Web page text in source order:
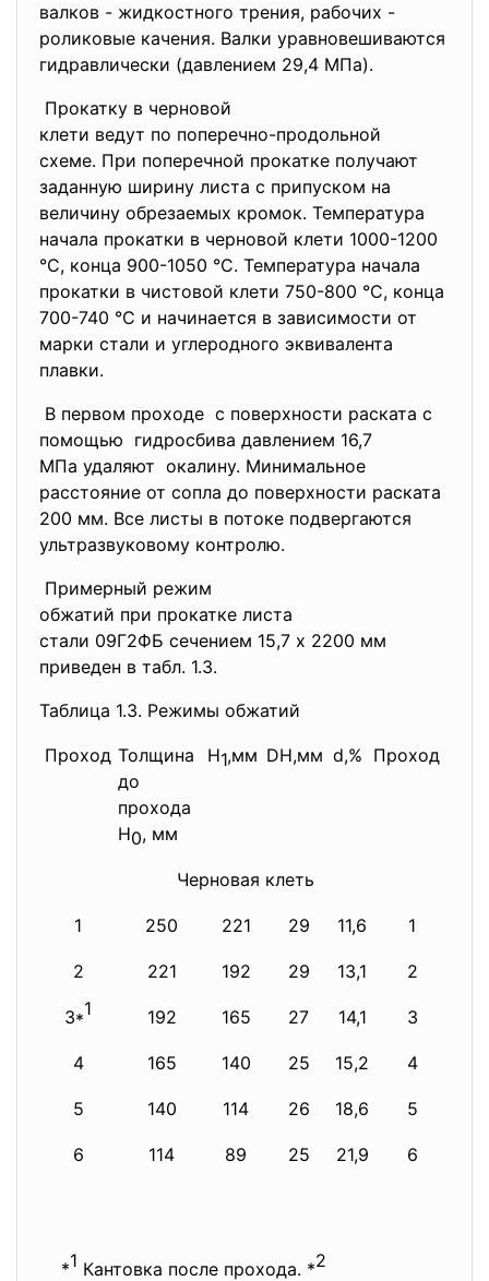
валков - жидкостного трения, рабочих -
роликовые качения. Валки уравновешиваются
гидравлически (давлением 29,4 МПа).
Прокатку в черновой
клети ведут по поперечно-продольной
схеме. При поперечной прокатке получают
заданную ширину листа с припуском на
величину обрезаемых кромок. Температура
начала прокатки в черновой клети 1000-1200
°С, конца 900-1050 °С. Температура начала
прокатки в чистовой клети 750-800 °С, конца
700-740 °С и начинается в зависимости от
марки стали и углеродного эквивалента
плавки.
В первом проходе с поверхности раската с
помощью гидросбива давлением 16,7
МПа удаляют окалину. Минимальное
расстояние от сопла до поверхности раската
200 мм. Все листы в потоке подвергаются
ультразвуковому контролю.
Примерный режим
обжатий при прокатке листа
стали 09Г2ФБ сечением 15,7 х 2200 мм
приведен в табл. 1.3.
Таблица 1.3. Режимы обжатий
Проход Толщина
до
прохода
Н0, мм
Н1,мм DH,мм d,% Проход
Черновая клеть
1 250 221 29 11,6 1
2 221 192 29 13,1 2
3*1 192 165 27 14,1 3
4 165 140 25 15,2 4
5 140 114 26 18,6 5
6 114 89 25 21,9 6
*1 Кантовка после прохода. *2